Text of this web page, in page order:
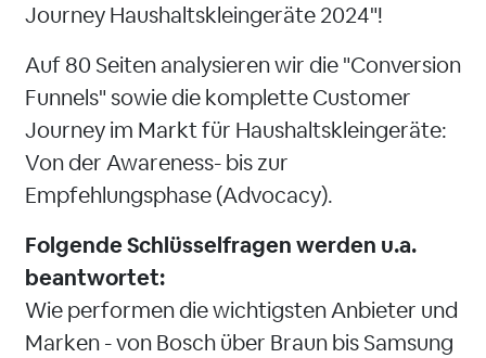
Journey Haushaltskleingeräte 2024"!
Auf 80 Seiten analysieren wir die "Conversion
Funnels" sowie die komplette Customer
Journey im Markt für Haushaltskleingeräte:
Von der Awareness- bis zur
Empfehlungsphase (Advocacy).
Folgende Schlüsselfragen werden u.a.
beantwortet:
Wie performen die wichtigsten Anbieter und
Marken - von Bosch über Braun bis Samsung